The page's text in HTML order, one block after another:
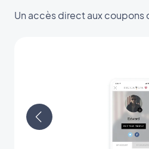
Un accès direct aux coupons